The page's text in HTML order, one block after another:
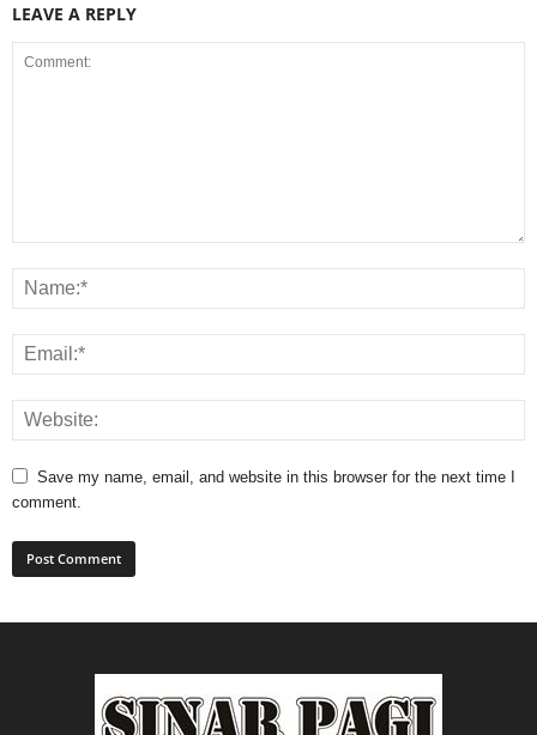
LEAVE A REPLY
Save my name, email, and website in this browser for the next time I
comment.